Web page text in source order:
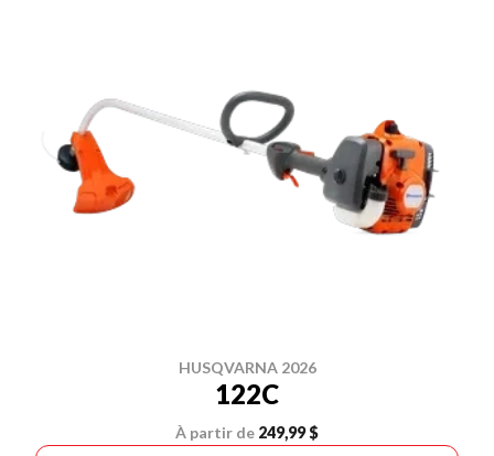
HUSQVARNA 2026
122C
À partir de 249,99 $